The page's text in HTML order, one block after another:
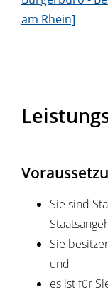
am Rhein]
Sie sind
Sie
und
es ist für